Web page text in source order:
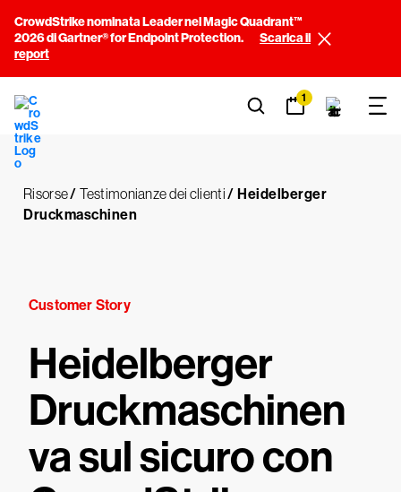
CrowdStrike nominata Leader nel Magic Quadrant™
2026 di Gartner® for Endpoint Protection.
Scarica il
report
1
Risorse/ Testimonianze dei clienti/ Heidelberger
Druckmaschinen
Customer Story
Heidelberger
Druckmaschinen
va sul sicuro con